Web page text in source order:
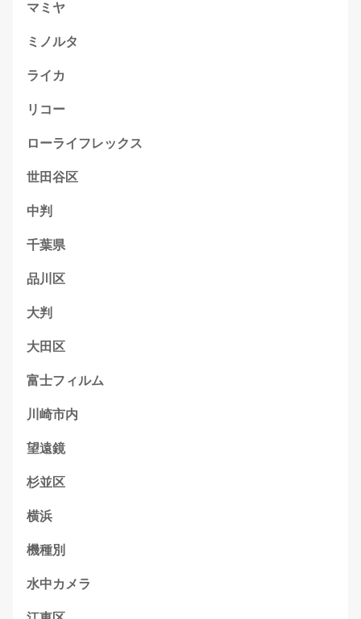
マミヤ
ミノルタ
ライカ
リコー
ローライフレックス
世田谷区
中判
千葉県
品川区
大判
大田区
富士フィルム
川崎市内
望遠鏡
杉並区
横浜
機種別
水中カメラ